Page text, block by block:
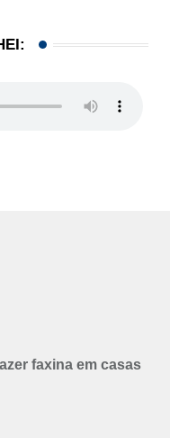
faxina em casas